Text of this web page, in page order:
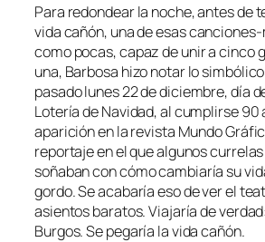
Para redondear la noche, antes de
vida cañón, una de esas
como pocas, capaz de unir a cinco
una, Barbosa hizo notar lo
pasado lunes 22 de diciembre, día
Lotería de Navidad, al cumplirse 90
aparición en la revista Mundo
reportaje en el que algunos
soñaban con cómo cambiaría su
gordo. Se acabaría eso de ver el
asientos baratos. Viajaría de
Burgos. Se pegaría la vida cañón.